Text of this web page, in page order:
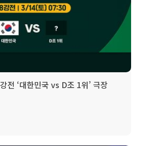
전 ‘대한민국 vs D조 1위’ 극장